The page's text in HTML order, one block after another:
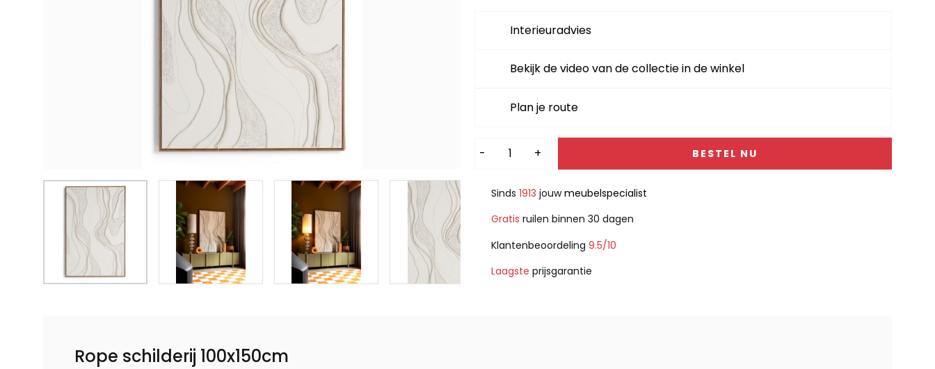
Interieuradvies
Bekijk de video van de collectie in de winkel
Plan je route
- + BESTEL NU
Alternative:
Sinds 1913 jouwmeubelspecialist
Gratis ruilen binnen 30 dagen
Klantenbeoordeling 9.5/10
Laagste prijsgarantie
Rope schilderij 100x150cm